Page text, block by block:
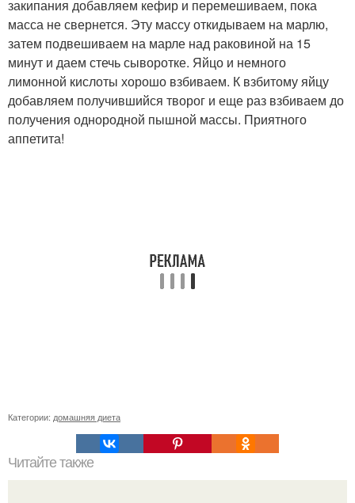
закипания добавляем кефир и перемешиваем, пока
масса не свернется. Эту массу откидываем на марлю,
затем подвешиваем на марле над раковиной на 15
минут и даем стечь сыворотке. Яйцо и немного
лимонной кислоты хорошо взбиваем. К взбитому яйцу
добавляем получившийся творог и еще раз взбиваем до
получения однородной пышной массы. Приятного
аппетита!
Категории: домашняя диета
Читайте также